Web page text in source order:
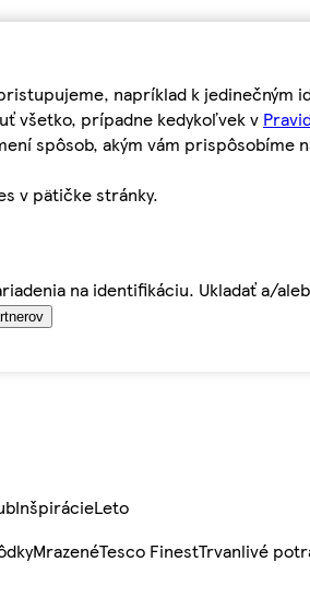
napríklad k
všetko, prípadne kedykoľvek v
spôsob, akým vám prispôsobíme
v pätičke stránky.
na identifikáciu. Ukladať a/
InšpirácieLeto
MrazenéTesco FinestTrvanlivé